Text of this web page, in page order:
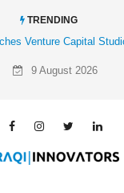
TRENDING
Capital Studio In Iraq
9 August 2026